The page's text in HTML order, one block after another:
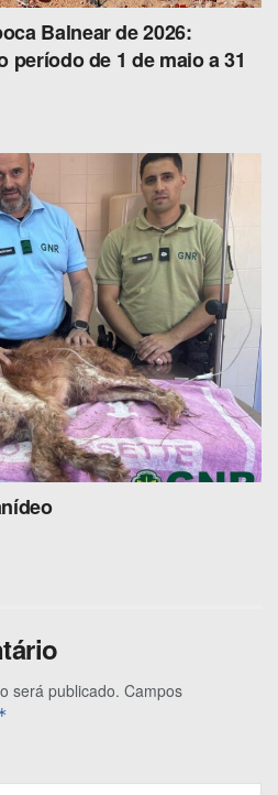
Balnear de 2026:
de 1 de maio a 31
será publicado. Campos